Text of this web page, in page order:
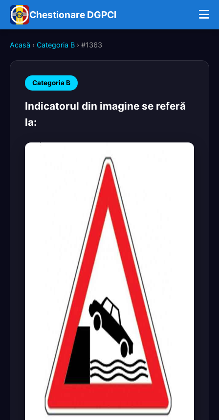
Chestionare DGPCI
Acasă › Categoria B › #1363
Categoria B
Indicatorul din imagine se referă
la: